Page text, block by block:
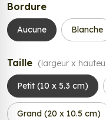
Bordure
Aucune Blanche
Taille (largeur x
Petit (10 x 5.3 cm)
Grand (20 x 10.5 cm)